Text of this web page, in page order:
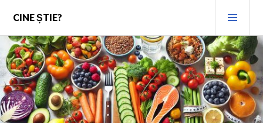
content
CINE ȘTIE?